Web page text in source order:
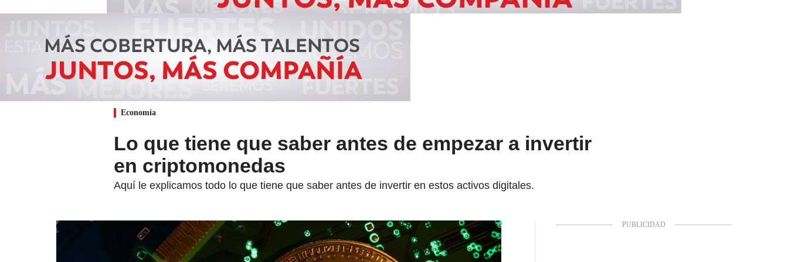
Economía
Lo que tiene que saber antes de empezar a invertir
en criptomonedas
Aquí le explicamos todo lo que tiene que saber antes de invertir en estos activos digitales.